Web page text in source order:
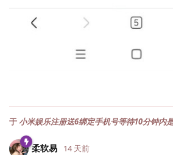
于小米娱乐注册送6绑定手机号等待10分钟内
柔软易 14 天前